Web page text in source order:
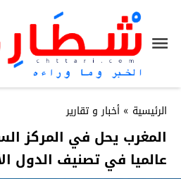
الرئيسية » أخبار و تقارير
عالميا في تصنيف الدول